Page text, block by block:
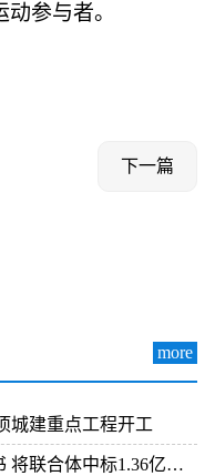
参与者。
下一篇
more
城建重点工程开工
中标1.36亿元总承包项目